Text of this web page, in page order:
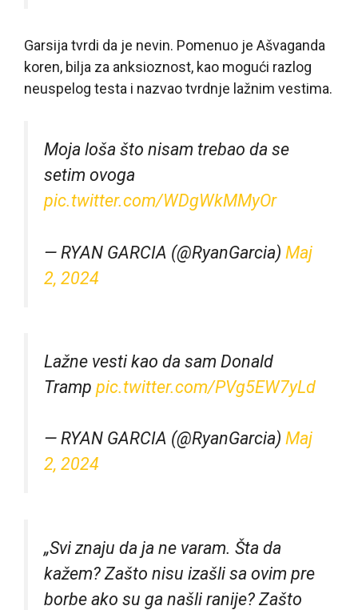
Garsija tvrdi da je nevin. Pomenuo je Ašvaganda
koren, bilja za anksioznost, kao mogući razlog
neuspelog testa i nazvao tvrdnje lažnim vestima.
Moja loša što nisam trebao da se
setim ovoga
pic.twitter.com/WDgWkMMyOr
— RYAN GARCIA (@RyanGarcia) Maj
2, 2024
Lažne vesti kao da sam Donald
Tramp pic.twitter.com/PVg5EW7yLd
— RYAN GARCIA (@RyanGarcia) Maj
2, 2024
„Svi znaju da ja ne varam. Šta da
kažem? Zašto nisu izašli sa ovim pre
borbe ako su ga našli ranije? Zašto